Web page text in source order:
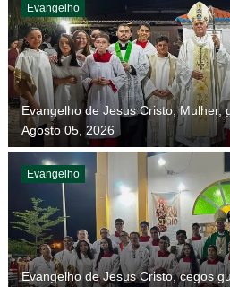
Evangelho
Evangelho de Jesus Cristo, Mulher,
Agosto 05, 2026
Evangelho
Evangelho de Jesus Cristo, cegos